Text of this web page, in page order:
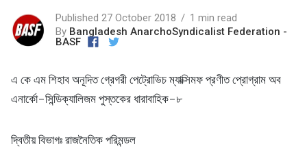
Published 27 October 2018
1 min read
By Bangladesh AnarchoSyndicalist Federation -
BASF
এ কে এম শিহাব অনূদিত গ্রেগরী পেট্রোভিচ ম্যাক্সিমফ প্রণীত প্রোগ্রাম অব
এনার্কো-সিন্ডিক্যালিজম পুস্তকের ধারাবাহিক-৮
দ্বিতীয় বিভাগঃ রাজনৈতিক পরিমন্ডল